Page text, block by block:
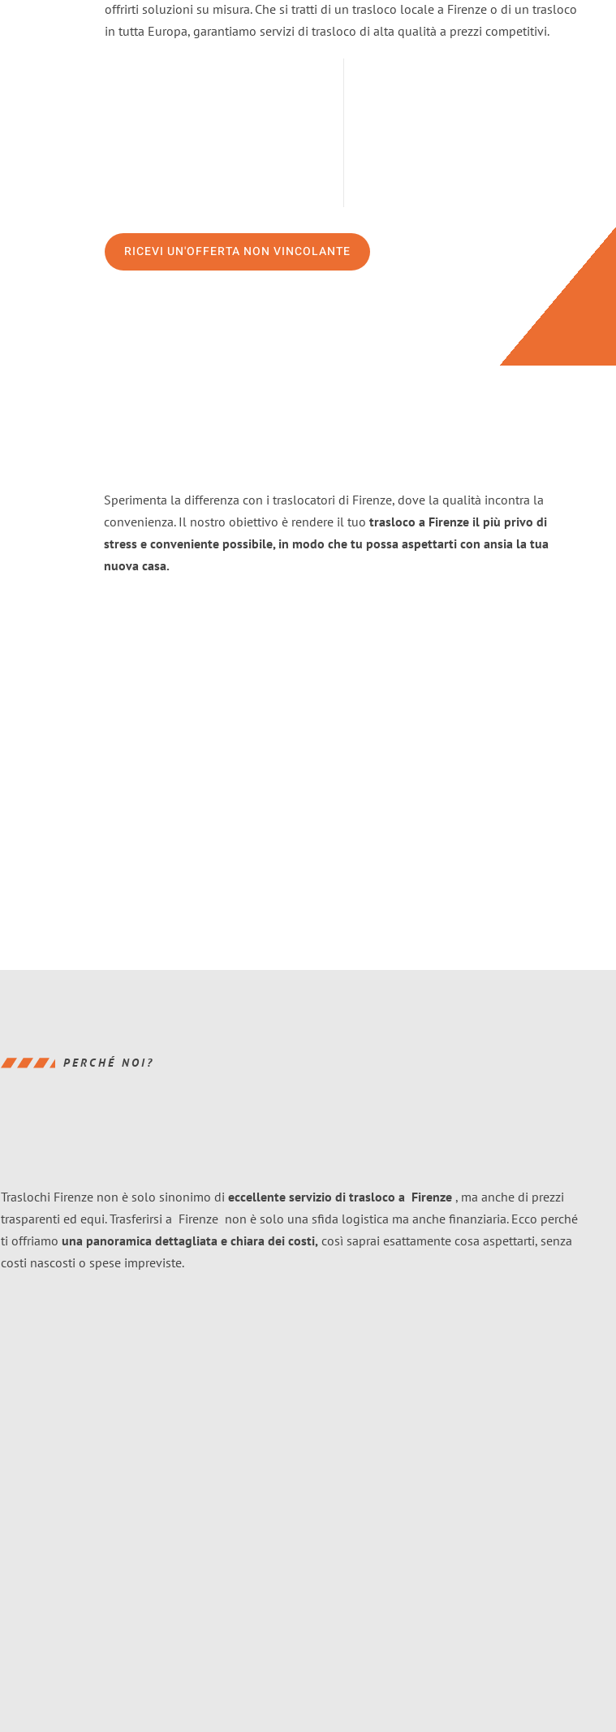
offrirti soluzioni su misura. Che si tratti di un trasloco locale a Firenze o di un trasloco
in tutta Europa, garantiamo servizi di trasloco di alta qualità a prezzi competitivi.
RICEVI UN'OFFERTA NON VINCOLANTE
Sperimenta la differenza con i traslocatori di Firenze, dove la qualità incontra la
convenienza. Il nostro obiettivo è rendere il tuo trasloco a Firenze il più privo di
stress e conveniente possibile, in modo che tu possa aspettarti con ansia la tua
nuova casa.
PERCHÉ NOI?
Traslochi Firenze non è solo sinonimo di eccellente servizio di trasloco a Firenze , ma anche di prezzi
trasparenti ed equi. Trasferirsi a Firenze non è solo una sfida logistica ma anche finanziaria. Ecco perché
ti offriamo una panoramica dettagliata e chiara dei costi, così saprai esattamente cosa aspettarti, senza
costi nascosti o spese impreviste.